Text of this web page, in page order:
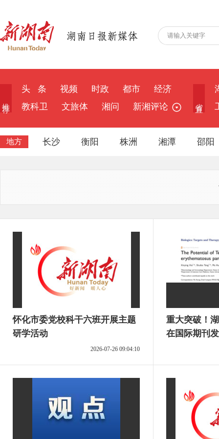
头 条 视频 时政 都市
经济
教科卫
文旅体 湘问 新湘评论
地方 长沙 衡阳 株洲 湘潭 邵阳
怀化市委党校科干六班开展主题
研学活动
2026-07-26 09:04:10
重大突破！
在国际期刊